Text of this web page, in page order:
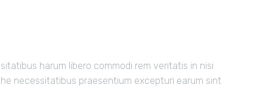
harum libero commodi rem veritatis in nisi
necessitatibus praesentium excepturi earum sint